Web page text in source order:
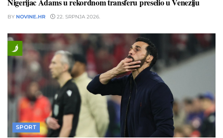
BY NOVINE.HR 22. SRPNJA 2026.
SPORT